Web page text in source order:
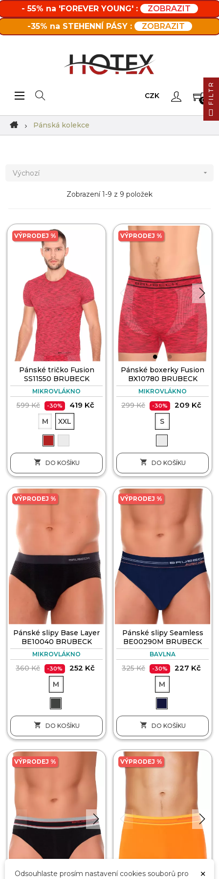
- 55% na 'FOREVER YOUNG' :
ZOBRAZIT
-35% na STEHENNÍ PÁSY :
ZOBRAZIT
Toggle navigation
☰ CZK
0
Pánská kolekce
Výchozí 
Zobrazení 1-9 z 9 položek
VÝPRODEJ %
Pánské tričko Fusion
SS11550 BRUBECK
MIKROVLÁKNO
599 Kč -30% 419 Kč
M XXL
 DO KOŠÍKU
VÝPRODEJ %
Pánské boxerky Fusion
BX10780 BRUBECK
MIKROVLÁKNO
299 Kč -30% 209 Kč
S
 DO KOŠÍKU
VÝPRODEJ %
Pánské slipy Base Layer
BE10040 BRUBECK
MIKROVLÁKNO
360 Kč -30% 252 Kč
M
 DO KOŠÍKU
VÝPRODEJ %
Pánské slipy Seamless
BE00290M BRUBECK
BAVLNA
325 Kč -30% 227 Kč
M
 DO KOŠÍKU
VÝPRODEJ % VÝPRODEJ %
×
Odsouhlaste prosím nastavení cookies souborů pro
FILTR